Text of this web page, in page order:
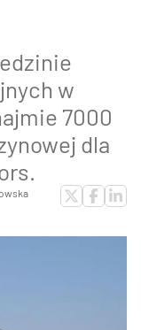
w
7000
dla